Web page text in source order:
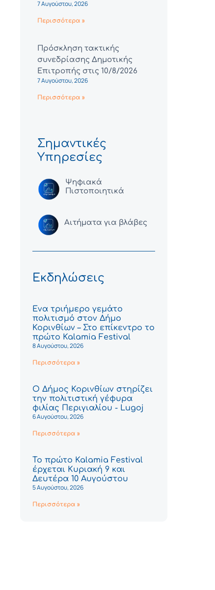
7 Αυγούστου, 2026
Περισσότερα »
Πρόσκληση τακτικής
συνεδρίασης Δημοτικής
Επιτροπής στις 10/8/2026
7 Αυγούστου, 2026
Περισσότερα »
Σημαντικές
Υπηρεσίες
Ψηφιακά
Πιστοποιητικά
Αιτήματα για βλάβες
Εκδηλώσεις
Ένα τριήμερο γεμάτο
πολιτισμό στον Δήμο
Κορινθίων – Στο επίκεντρο το
πρώτο Kalamia Festival
8 Αυγούστου, 2026
Περισσότερα »
Ο Δήμος Κορινθίων στηρίζει
την πολιτιστική γέφυρα
φιλίας Περιγιαλίου - Lugoj
6 Αυγούστου, 2026
Περισσότερα »
Το πρώτο Kalamia Festival
έρχεται Κυριακή 9 και
Δευτέρα 10 Αυγούστου
5 Αυγούστου, 2026
Περισσότερα »